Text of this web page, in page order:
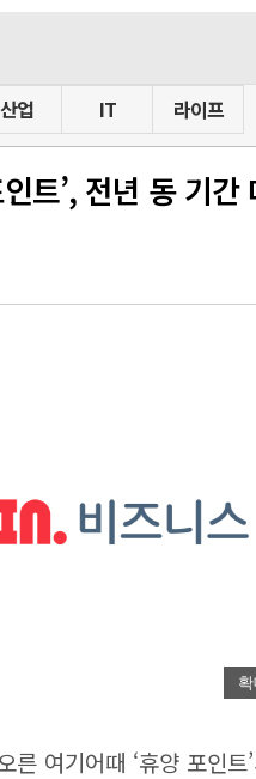
산업 IT 라이프
트’, 전년 동 기
른 여기어때 ‘휴양 포인